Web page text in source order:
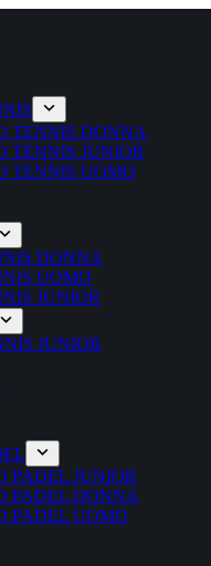
TENNIS DONNA
TENNIS JUNIOR
TENNIS UOMO
DONNA
UOMO
JUNIOR
JUNIOR
PADEL JUNIOR
PADEL DONNA
PADEL UOMO